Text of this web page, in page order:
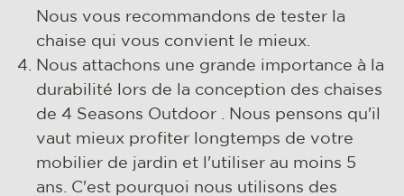
Nous vous recommandons de tester la
chaise qui vous convient le mieux.
Nous attachons une grande importance à la
durabilité lors de la conception des chaises
de 4 Seasons Outdoor . Nous pensons qu'il
vaut mieux profiter longtemps de votre
mobilier de jardin et l'utiliser au moins 5
ans. C'est pourquoi nous utilisons des